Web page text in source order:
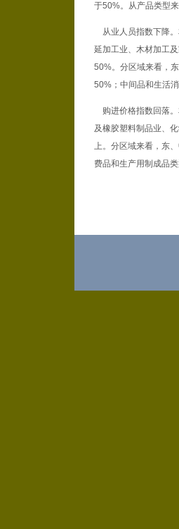
于50%。从产品类型
从业人员指数下降。
延加工业、木材加工
50%。分区域来看，
50%；中间品和生活
购进价格指数回落。
及橡胶塑料制品业、
上。分区域来看，东
费品和生产用制成品